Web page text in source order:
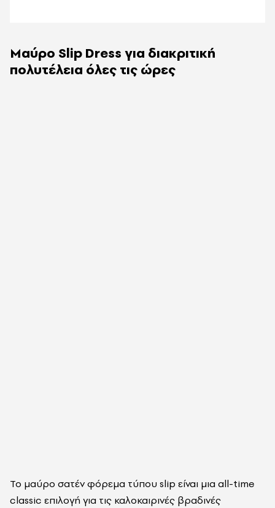
Μαύρο Slip Dress για διακριτική
πολυτέλεια όλες τις ώρες
Το μαύρο σατέν φόρεμα τύπου slip είναι μια all-time
classic επιλογή για τις καλοκαιρινές βραδινές